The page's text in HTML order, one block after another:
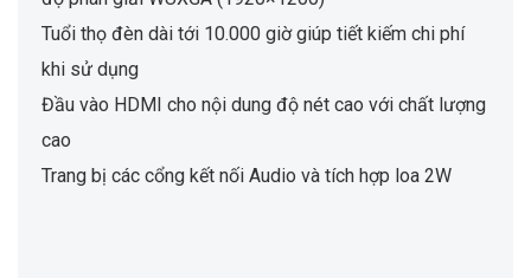
Tuổi thọ đèn dài tới 10.000 giờ giúp tiết kiếm chi phí
khi sử dụng
Đầu vào HDMI cho nội dung độ nét cao với chất lượng
cao
Trang bị các cổng kết nối Audio và tích hợp loa 2W